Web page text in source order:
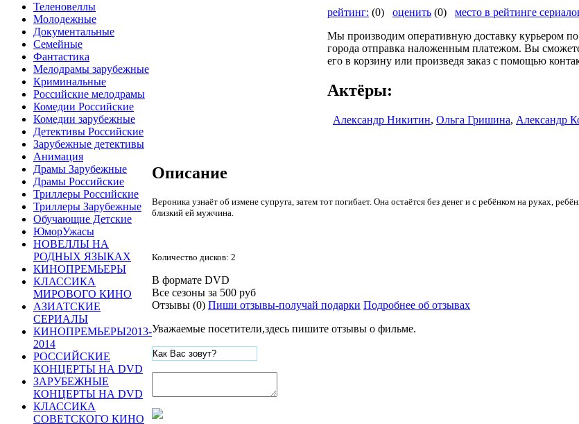
Теленовеллы
Молодежные
Документальные
Семейные
Фантастика
Мелодрамы зарубежные
Криминальные
Российские мелодрамы
Комедии Российские
Комедии зарубежные
Детективы Российские
Зарубежные детективы
Анимация
Драмы Зарубежные
Драмы Российские
Триллеры Российские
Триллеры Зарубежные
Обучающие Детские
ЮморУжасы
НОВЕЛЛЫ НА
РОДНЫХ ЯЗЫКАХ
КИНОПРЕМЬЕРЫ
КЛАССИКА
МИРОВОГО КИНО
АЗИАТСКИЕ
СЕРИАЛЫ
КИНОПРЕМЬЕРЫ2013-
2014
РОССИЙСКИЕ
КОНЦЕРТЫ НА DVD
ЗАРУБЕЖНЫЕ
КОНЦЕРТЫ НА DVD
КЛАССИКА
СОВЕТСКОГО КИНО
рейтинг: (0) оценить (0) место в рейтинге
Мы производим оперативную доставку курьером
города отправка наложенным платежом. Вы
его в корзину или произведя заказ с помощью
Актёры:
Александр Никитин, Ольга Гришина, Александр
Описание
Вероника узнаёт об измене супруга, затем тот погибает. Она остаётся без денег и с ребёнком на руках,
близкий ей мужчина.
Количество дисков: 2
В формате DVD
Все сезоны за 500 руб
Отзывы (0) Пиши отзывы-получай подарки Подробнее об отзывах
Уважаемые посетители,здесь пишите отзывы о фильме.